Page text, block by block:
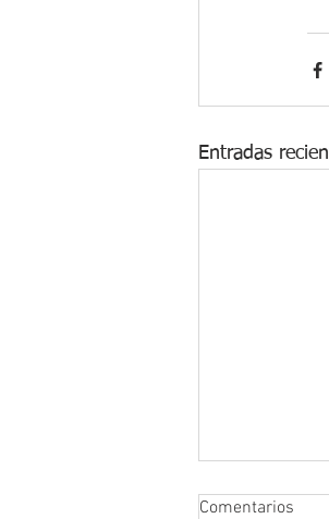
Entradas
Comentarios